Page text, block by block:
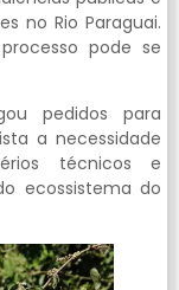
no Rio Paraguai.
pode se
pedidos para
a necessidade
técnicos e
ecossistema do